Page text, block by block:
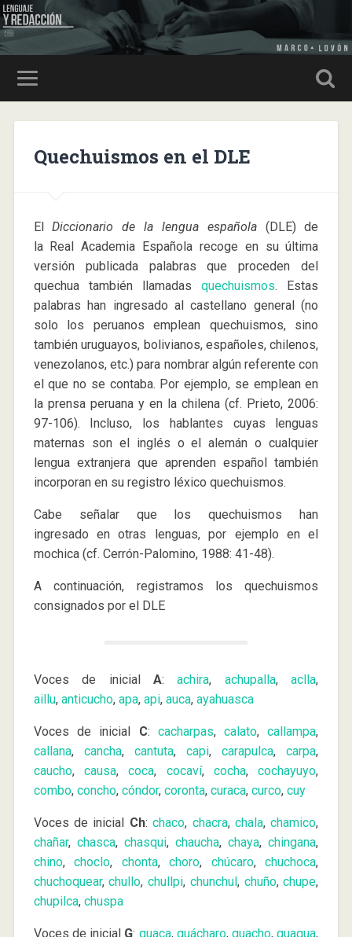
Quechuismos en el DLE
ElDiccionario de la lengua española (DLE) de
la Real Academia Española recoge en su última
versión publicada palabras que proceden del
quechua también llamadasquechuismos. Estas
palabras han ingresado al castellano general (no
solo los peruanos emplean quechuismos, sino
también uruguayos, bolivianos, españoles, chilenos,
venezolanos, etc.) para nombrar algún referente con
el que no se contaba. Por ejemplo, se emplean en
la prensa peruana y en la chilena (cf. Prieto, 2006:
97-106). Incluso, los hablantes cuyas lenguas
maternas son el inglés o el alemán o cualquier
lengua extranjera que aprenden español también
incorporan en su registro léxico quechuismos.
Cabe señalar que los quechuismos han
ingresado en otras lenguas, por ejemplo en el
mochica (cf. Cerrón-Palomino, 1988: 41-48).
A continuación, registramos los quechuismos
consignados por el DLE
Voces de inicial A:achira, achupalla,aclla,
aillu, anticucho, apa, api, auca, ayahuasca
Voces de inicial C: cacharpas,calato,callampa,
callana, cancha, cantuta,capi,carapulca,carpa,
caucho, causa,coca, cocaví,cocha,cochayuyo,
combo, concho, cóndor, coronta, curaca, curco, cuy
Voces de inicial Ch:chaco, chacra, chala,chamico,
chañar, chasca, chasqui,chaucha,chaya,chingana,
chino,choclo, chonta,choro, chúcaro,chuchoca,
chuchoquear,chullo,chullpi, chunchul, chuño,chupe,
chupilca, chuspa
Voces de inicial G: guaca, guácharo,guacho,guagua,